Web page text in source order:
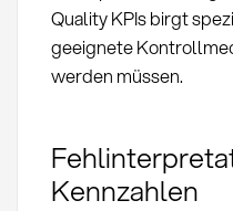
Quality KPIs birgt
geeignete
werden müssen.
Kennzahlen